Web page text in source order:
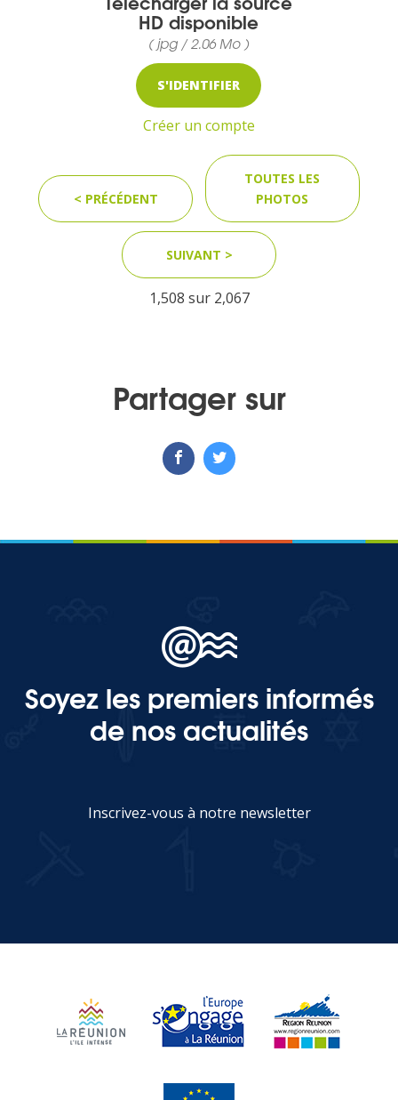
Organisateur de voyage
Journaliste
Qui sommes nous
Planning actions IRT
Marchés / Achats
Photothèque
LES ÎLES VANILLE
CONTACT
HD disponible
( jpg / 2.06 Mo )
S'IDENTIFIER
Créer un compte
< PRÉCÉDENT
TOUTES LES
PHOTOS
SUIVANT >
1,508 sur 2,067
Partager sur
Soyez les premiers informés
de nos actualités
Inscrivez-vous à notre newsletter